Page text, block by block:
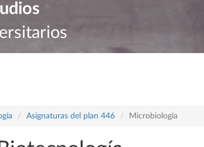
Asignaturas del plan 446 Microbiología